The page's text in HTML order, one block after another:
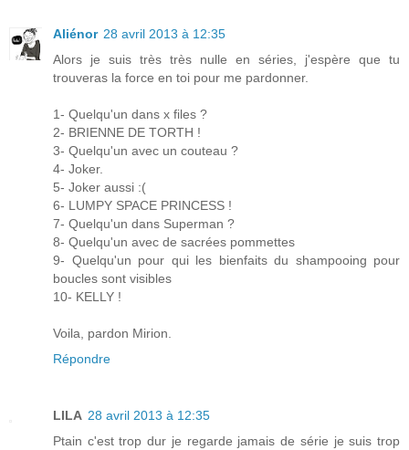
Aliénor 28 avril 2013 à 12:35
Alors je suis très très nulle en séries, j'espère que tu
trouveras la force en toi pour me pardonner.
1- Quelqu'un dans x files ?
2- BRIENNE DE TORTH !
3- Quelqu'un avec un couteau ?
4- Joker.
5- Joker aussi :(
6- LUMPY SPACE PRINCESS !
7- Quelqu'un dans Superman ?
8- Quelqu'un avec de sacrées pommettes
9- Quelqu'un pour qui les bienfaits du shampooing pour
boucles sont visibles
10- KELLY !
Voila, pardon Mirion.
Répondre
LILA 28 avril 2013 à 12:35
Ptain c'est trop dur je regarde jamais de série je suis trop